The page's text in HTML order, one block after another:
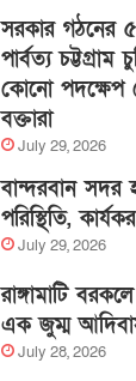
সরকার গঠনের
পার্বত্য চট্টগ্রাম
কোনো পদক্ষেপ
বক্তারা
July 29, 2026
বান্দরবান সদর
পরিস্থিতি,
July 29, 2026
রাঙ্গামাটি
এক জুম্ম
July 28, 2026